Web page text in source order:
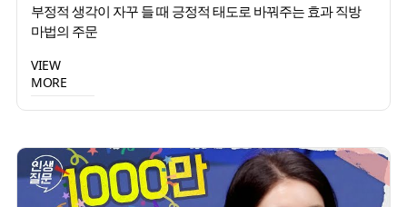
부정적 생각이 자꾸 들 때 긍정적 태도로 바꿔주는 효과 직방
마법의 주문
VIEW
MORE